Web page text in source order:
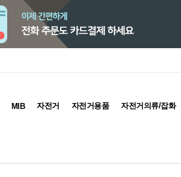
MIB 자전거 자전거용품 자전거의류/잡화